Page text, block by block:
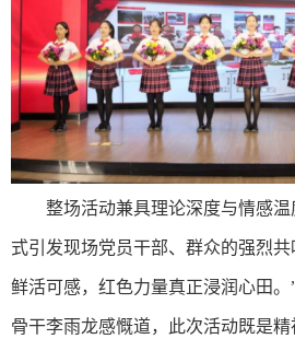
整场活动兼具理论深度与情感温
式引发现场党员干部、群众的强烈
鲜活可感，红色力量真正浸润心田
骨干李雨龙感慨道，此次活动既是